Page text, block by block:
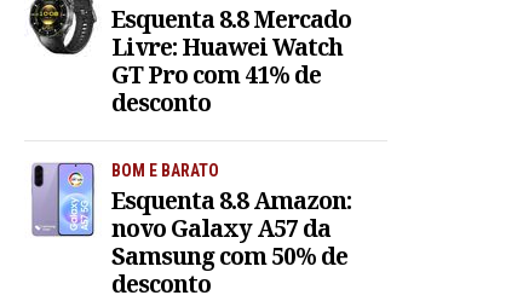
Esquenta 8.8 Mercado
Livre: Huawei Watch
GT Pro com 41% de
desconto
BOM E BARATO
Esquenta 8.8 Amazon:
novo Galaxy A57 da
Samsung com 50% de
desconto